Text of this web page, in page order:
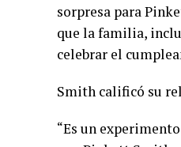
sorpresa para
que la familia,
celebrar el
Smith calificó su
“Es un